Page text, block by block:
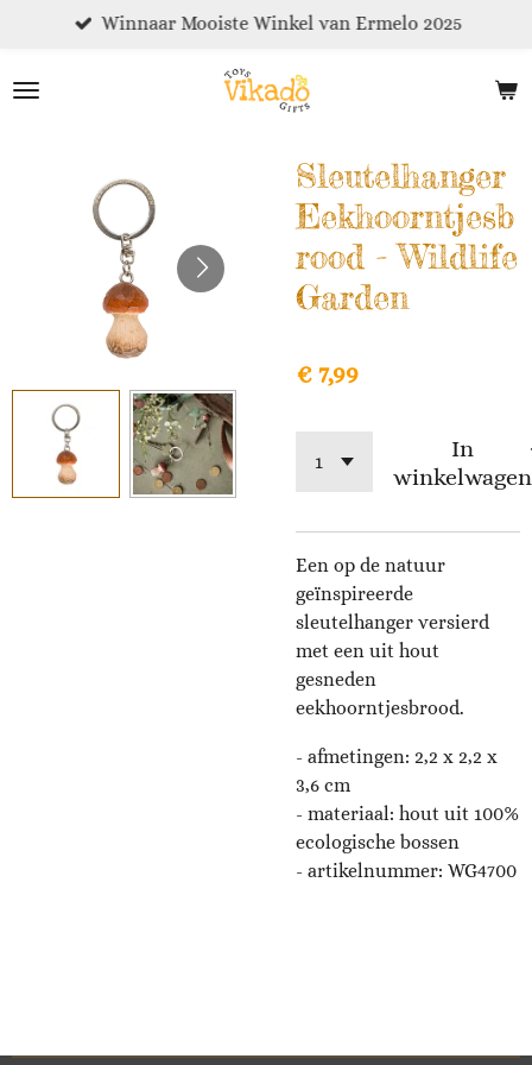
naar
Winnaar Mooiste Winkel van Ermelo 2025
Sleutelhanger
Eekhoorntjesb
rood - Wildlife
Garden
€ 7,99
In
winkelwagen
Een op de natuur
geïnspireerde
sleutelhanger versierd
met een uit hout
gesneden
eekhoorntjesbrood.
- afmetingen: 2,2 x 2,2 x
3,6 cm
- materiaal: hout uit 100%
ecologische bossen
- artikelnummer: WG4700